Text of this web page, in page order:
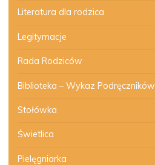
Literatura dla rodzica
Legitymacje
Rada Rodziców
Biblioteka – Wykaz Podręczników
Stołówka
Świetlica
Pielęgniarka